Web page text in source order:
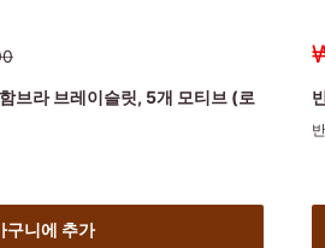
브라 브레이슬릿, 5개 모티브 (로
구니에 추가